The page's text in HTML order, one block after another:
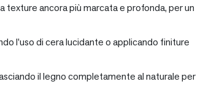
texture ancora più marcata e profonda, per un
l’uso di cera lucidante o applicando finiture
il legno completamente al naturale per